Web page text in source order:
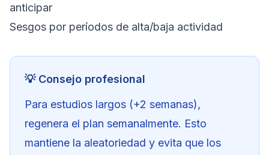
anticipar
Sesgos por períodos de alta/baja actividad
💡 Consejo profesional
Para estudios largos (+2 semanas),
regenera el plan semanalmente. Esto
mantiene la aleatoriedad y evita que los